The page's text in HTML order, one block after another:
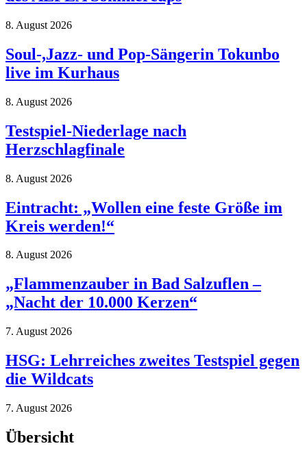
8. August 2026
Soul-,Jazz- und Pop-Sängerin Tokunbo
live im Kurhaus
8. August 2026
Testspiel-Niederlage nach
Herzschlagfinale
8. August 2026
Eintracht: „Wollen eine feste Größe im
Kreis werden!“
8. August 2026
„Flammenzauber in Bad Salzuflen –
„Nacht der 10.000 Kerzen“
7. August 2026
HSG: Lehrreiches zweites Testspiel gegen
die Wildcats
7. August 2026
Übersicht